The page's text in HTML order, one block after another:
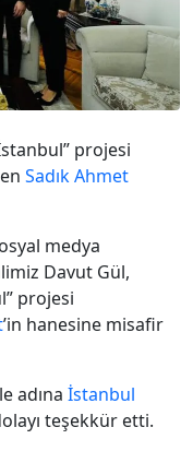
projesi
Sadık Ahmet
medya
Davut Gül,
projesi
’in hanesine misafir
adına İstanbul
teşekkür etti.